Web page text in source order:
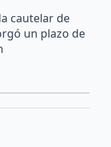
cautelar de
un plazo de